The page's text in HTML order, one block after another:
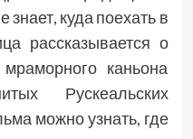
знает, куда поехать в
рассказывается о
каньона
Рускеальских
можно узнать, где